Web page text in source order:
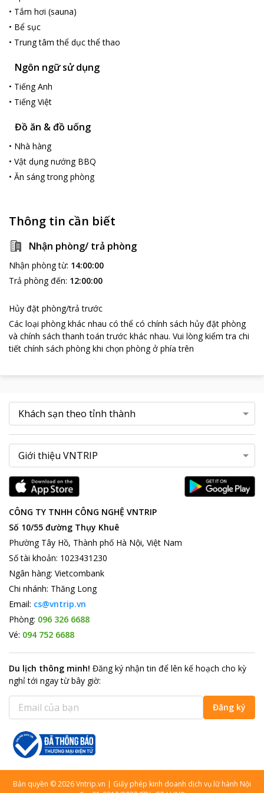
• Tắm hơi (sauna)
• Bể sục
• Trung tâm thể dục thể thao
Ngôn ngữ sử dụng
• Tiếng Anh
• Tiếng Việt
Đồ ăn & đồ uống
• Nhà hàng
• Vật dụng nướng BBQ
• Ăn sáng trong phòng
Thông tin cần biết
Nhận phòng/ trả phòng
Nhận phòng từ: 14:00:00
Trả phòng đến: 12:00:00
Hủy đặt phòng/trả trước
Các loại phòng khác nhau có thể có chính sách hủy đặt phòng
và chính sách thanh toán trước khác nhau. Vui lòng kiểm tra chi
tiết chính sách phòng khi chọn phòng ở phía trên
CÔNG TY TNHH CÔNG NGHỆ VNTRIP
Số 10/55 đường Thụy Khuê
Phường Tây Hồ, Thành phố Hà Nội, Việt Nam
Số tài khoản: 1023431230
Ngân hàng: Vietcombank
Chi nhánh: Thăng Long
Email: cs@vntrip.vn
Phòng: 096 326 6688
Vé: 094 752 6688
Du lịch thông minh! Đăng ký nhận tin để lên kế hoạch cho kỳ
nghỉ tới ngay từ bây giờ:
Đăng ký
Bản quyền ©2026Vntrip.vn | Giấy phép kinh doanh dịch vụ lữ hành Nội